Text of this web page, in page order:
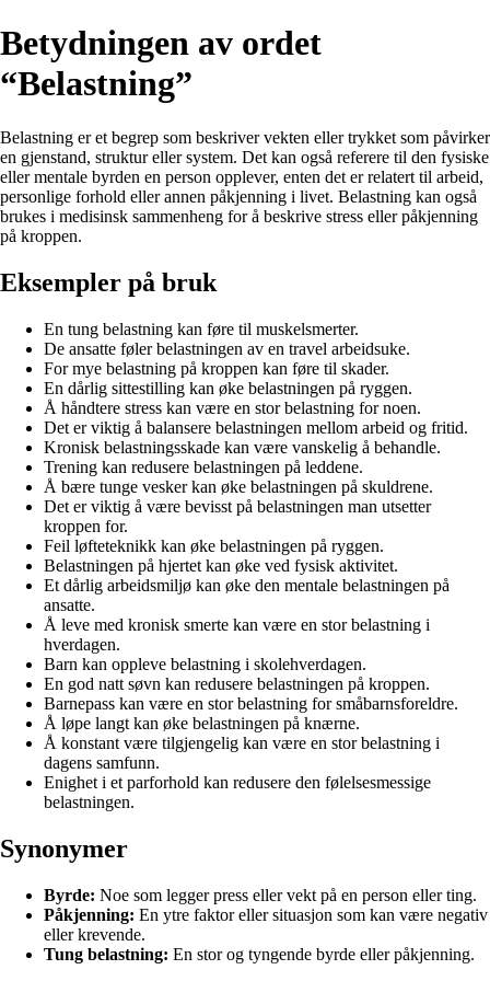
Betydningen av ordet
“Belastning”
Belastning er et begrep som beskriver vekten eller trykket som påvirker
en gjenstand, struktur eller system. Det kan også referere til den fysiske
eller mentale byrden en person opplever, enten det er relatert til arbeid,
personlige forhold eller annen påkjenning i livet. Belastning kan også
brukes i medisinsk sammenheng for å beskrive stress eller påkjenning
på kroppen.
Eksempler på bruk
En tung belastning kan føre til muskelsmerter.
De ansatte føler belastningen av en travel arbeidsuke.
For mye belastning på kroppen kan føre til skader.
En dårlig sittestilling kan øke belastningen på ryggen.
Å håndtere stress kan være en stor belastning for noen.
Det er viktig å balansere belastningen mellom arbeid og fritid.
Kronisk belastningsskade kan være vanskelig å behandle.
Trening kan redusere belastningen på leddene.
Å bære tunge vesker kan øke belastningen på skuldrene.
Det er viktig å være bevisst på belastningen man utsetter
kroppen for.
Feil løfteteknikk kan øke belastningen på ryggen.
Belastningen på hjertet kan øke ved fysisk aktivitet.
Et dårlig arbeidsmiljø kan øke den mentale belastningen på
ansatte.
Å leve med kronisk smerte kan være en stor belastning i
hverdagen.
Barn kan oppleve belastning i skolehverdagen.
En god natt søvn kan redusere belastningen på kroppen.
Barnepass kan være en stor belastning for småbarnsforeldre.
Å løpe langt kan øke belastningen på knærne.
Å konstant være tilgjengelig kan være en stor belastning i
dagens samfunn.
Enighet i et parforhold kan redusere den følelsesmessige
belastningen.
Synonymer
Byrde: Noe som legger press eller vekt på en person eller ting.
Påkjenning: En ytre faktor eller situasjon som kan være negativ
eller krevende.
Tung belastning: En stor og tyngende byrde eller påkjenning.